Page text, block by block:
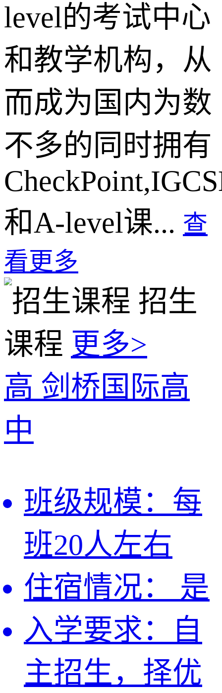
level的考试中心
和教学机构，从
而成为国内为数
不多的同时拥有
和A-level课... 查
看更多
招生
课程 更多>
高 剑桥国际高
中
班级规模： 每
班20人左右
住宿情况：
是
入学要求：
自
主招生，择优